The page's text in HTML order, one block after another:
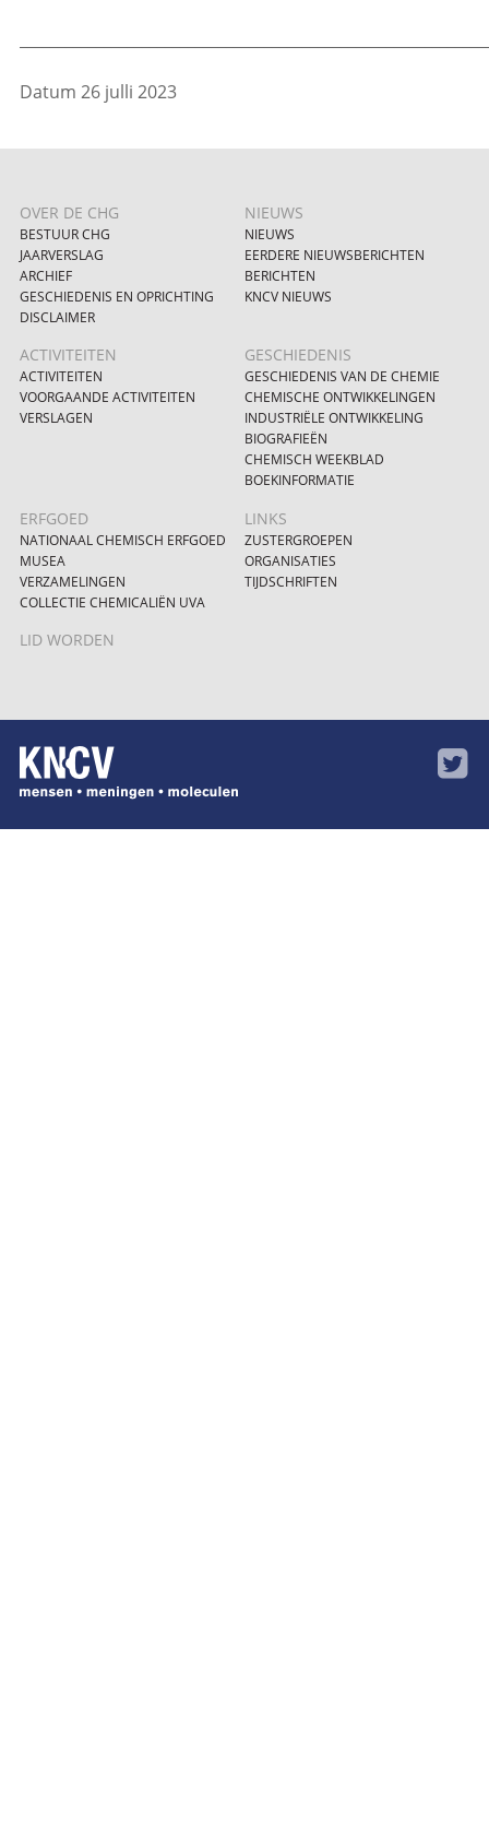
Datum 26 julli 2023
OVER DE CHG
BESTUUR CHG
JAARVERSLAG
ARCHIEF
GESCHIEDENIS EN OPRICHTING
DISCLAIMER
NIEUWS
NIEUWS
EERDERE NIEUWSBERICHTEN
BERICHTEN
KNCV NIEUWS
ACTIVITEITEN
ACTIVITEITEN
VOORGAANDE ACTIVITEITEN
VERSLAGEN
GESCHIEDENIS
GESCHIEDENIS VAN DE CHEMIE
CHEMISCHE ONTWIKKELINGEN
INDUSTRIËLE ONTWIKKELING
BIOGRAFIEËN
CHEMISCH WEEKBLAD
BOEKINFORMATIE
ERFGOED
NATIONAAL CHEMISCH ERFGOED
MUSEA
VERZAMELINGEN
COLLECTIE CHEMICALIËN UVA
LINKS
ZUSTERGROEPEN
ORGANISATIES
TIJDSCHRIFTEN
LID WORDEN